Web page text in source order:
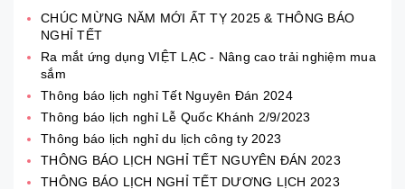
CHÚC MỪNG NĂM MỚI ẤT TỴ 2025 & THÔNG BÁO
NGHỈ TẾT
Ra mắt ứng dụng VIỆT LẠC - Nâng cao trải nghiệm mua
sắm
Thông báo lịch nghỉ Tết Nguyên Đán 2024
Thông báo lịch nghỉ Lễ Quốc Khánh 2/9/2023
Thông báo lịch nghỉ du lịch công ty 2023
THÔNG BÁO LỊCH NGHỈ TẾT NGUYÊN ĐÁN 2023
THÔNG BÁO LỊCH NGHỈ TẾT DƯƠNG LỊCH 2023